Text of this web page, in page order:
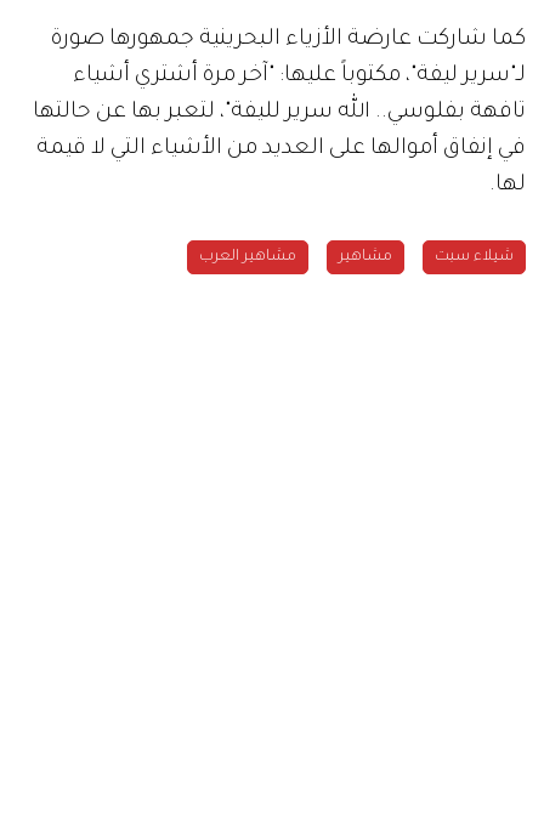
كما شاركت عارضة الأزياء البحرينية جمهورها صورة
لـ"سرير ليفة"، مكتوباً عليها: "آخر مرة أشتري أشياء
تافهة بفلوسي.. الله سرير لليفة"، لتعبر بها عن حالتها
في إنفاق أموالها على العديد من الأشياء التي لا قيمة
لها.
شيلاء سبت مشاهير مشاهير العرب